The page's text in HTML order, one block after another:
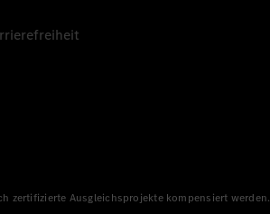
zertifizierte Ausgleichsprojekte kompensiert werden.